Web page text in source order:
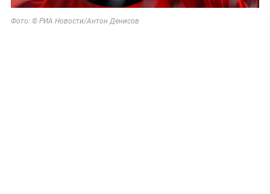
Фото: © РИА Новости/Антон Денисов